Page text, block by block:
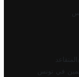
في تونس